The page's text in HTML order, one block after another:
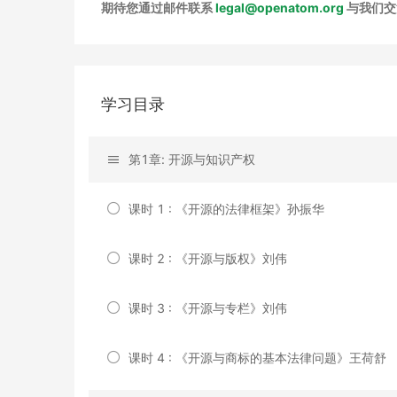
期待您通过邮件联系legal@openatom.org 与我们交
学习目录
第1章: 开源与知识产权
课时 1 : 《开源的法律框架》孙振华
课时 2 : 《开源与版权》刘伟
课时 3 : 《开源与专栏》刘伟
课时 4 : 《开源与商标的基本法律问题》王荷舒